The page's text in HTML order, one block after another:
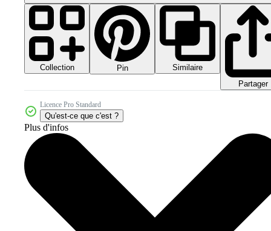
Collection Pin
Similaire
Partager
Licence Pro Standard
Qu'est-ce que c'est ?
Plus d'infos